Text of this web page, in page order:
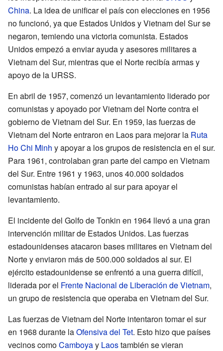
China. La idea de unificar el país con elecciones en 1956
no funcionó, ya que Estados Unidos y Vietnam del Sur se
negaron, temiendo una victoria comunista. Estados
Unidos empezó a enviar ayuda y asesores militares a
Vietnam del Sur, mientras que el Norte recibía armas y
apoyo de la URSS.
En abril de 1957, comenzó un levantamiento liderado por
comunistas y apoyado por Vietnam del Norte contra el
gobierno de Vietnam del Sur. En 1959, las fuerzas de
Vietnam del Norte entraron en Laos para mejorar la Ruta
Ho Chi Minh y apoyar a los grupos de resistencia en el sur.
Para 1961, controlaban gran parte del campo en Vietnam
del Sur. Entre 1961 y 1963, unos 40.000 soldados
comunistas habían entrado al sur para apoyar el
levantamiento.
El incidente del Golfo de Tonkin en 1964 llevó a una gran
intervención militar de Estados Unidos. Las fuerzas
estadounidenses atacaron bases militares en Vietnam del
Norte y enviaron más de 500.000 soldados al sur. El
ejército estadounidense se enfrentó a una guerra difícil,
liderada por el Frente Nacional de Liberación de Vietnam,
un grupo de resistencia que operaba en Vietnam del Sur.
Las fuerzas de Vietnam del Norte intentaron tomar el sur
en 1968 durante laOfensiva del Tet. Esto hizo que países
vecinos comoCamboyay Laostambién se vieran